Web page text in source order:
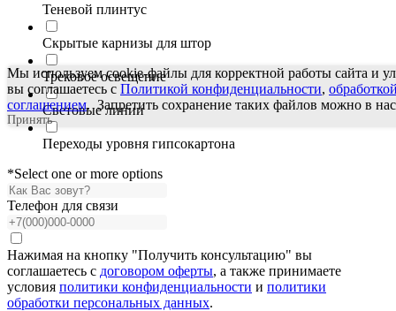
Теневой плинтус
Скрытые карнизы для штор
Трековое освещение
Световые линии
Переходы уровня гипсокартона
*Select one or more options
Телефон для связи
Нажимая на кнопку "Получить консультацию" вы
соглашаетесь с договором оферты, а также принимаете
условия политики конфиденциальности и политики
обработки персональных данных.
Мы используем cookie-файлы для корректной работы сайта и
вы соглашаетесь с Политикой конфиденциальности,
соглашением. Запретить сохранение таких файлов можно в
Принять